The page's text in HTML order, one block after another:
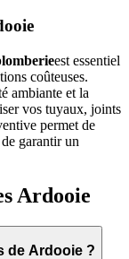
est essentiel
coûteuses.
ambiante et la
vos tuyaux, joints
permet de
garantir un
Ardooie
de Ardooie ?